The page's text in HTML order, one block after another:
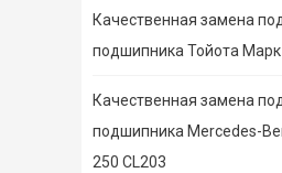
Качественная замена
подшипника Тойота Марк
Качественная замена
подшипника Mercedes-
250 CL203